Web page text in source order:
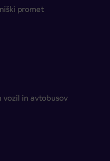
promet
vozil in avtobusov